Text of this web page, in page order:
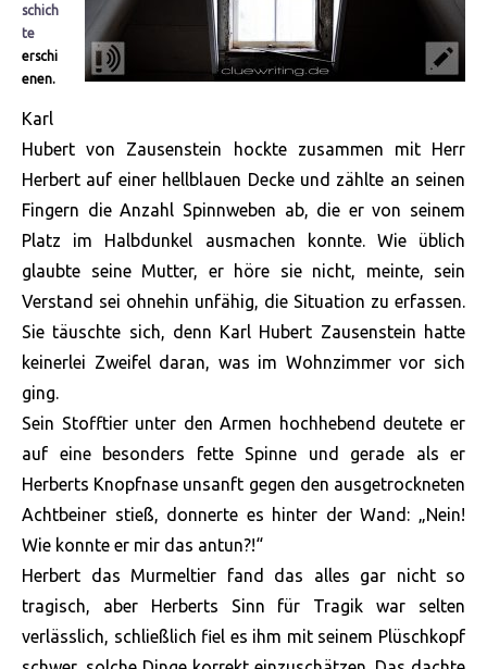
schich
te
erschi
enen.
Karl
Hubert von Zausenstein hockte zusammen mit Herr
Herbert auf einer hellblauen Decke und zählte an seinen
Fingern die Anzahl Spinnweben ab, die er von seinem
Platz im Halbdunkel ausmachen konnte. Wie üblich
glaubte seine Mutter, er höre sie nicht, meinte, sein
Verstand sei ohnehin unfähig, die Situation zu erfassen.
Sie täuschte sich, denn Karl Hubert Zausenstein hatte
keinerlei Zweifel daran, was im Wohnzimmer vor sich
ging.
Sein Stofftier unter den Armen hochhebend deutete er
auf eine besonders fette Spinne und gerade als er
Herberts Knopfnase unsanft gegen den ausgetrockneten
Achtbeiner stieß, donnerte es hinter der Wand: „Nein!
Wie konnte er mir das antun?!“
Herbert das Murmeltier fand das alles gar nicht so
tragisch, aber Herberts Sinn für Tragik war selten
verlässlich, schließlich fiel es ihm mit seinem Plüschkopf